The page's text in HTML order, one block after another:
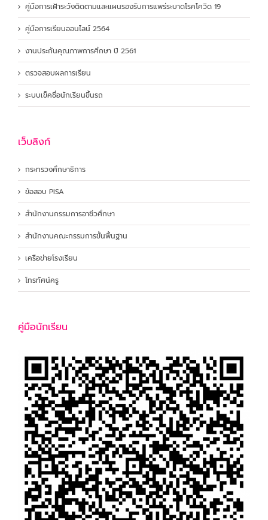
คู่มือการเฝ้าระวังติดตามและแผนรองรับการแพร่ระบาดโรคโควิด 19
คู่มือการเรียนออนไลน์ 2564
งานประกันคุณภาพการศึกษา ปี 2561
ตรวจสอบผลการเรียน
ระบบเข็คชื่อนักเรียนขึ้นรถ
เว็บลิงก์
กระทรวงศึกษาธิการ
ข้อสอบ PISA
สำนักงานกรรมการอาชีวศึกษา
สำนักงานคณะกรรมการขั้นพื้นฐาน
เครือข่ายโรงเรียน
โทรทัศน์ครู
คู่มือนักเรียน